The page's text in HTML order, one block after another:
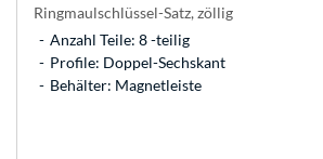
Ringmaulschlüssel-Satz, zöllig
Anzahl Teile: 8 -teilig
Profile: Doppel-Sechskant
Behälter: Magnetleiste